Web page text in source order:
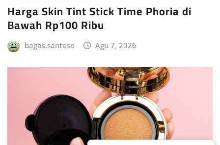
Harga Skin Tint Stick Time Phoria di
Bawah Rp100 Ribu
bagas.santoso Agu 7, 2026